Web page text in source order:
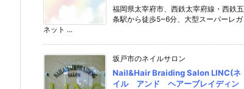
福岡県太宰府市、西鉄太宰府線・西鉄五
条駅から徒歩5~6分、大型スーパーレガ
ネット ...
坂戸市のネイルサロン
Nail&Hair Braiding Salon LINC(ネ
イル アンド ヘアーブレイディン